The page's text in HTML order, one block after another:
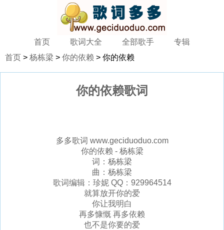
首页 歌词大全 全部歌手
专辑
首页 > 杨栋梁 > 你的依赖 > 你的依赖
你的依赖歌词
多多歌词 www.geciduoduo.com
你的依赖 - 杨栋梁
词：杨栋梁
曲：杨栋梁
歌词编辑：珍妮 QQ：929964514
就算放开你的爱
你让我明白
再多慷慨 再多依赖
也不是你要的爱